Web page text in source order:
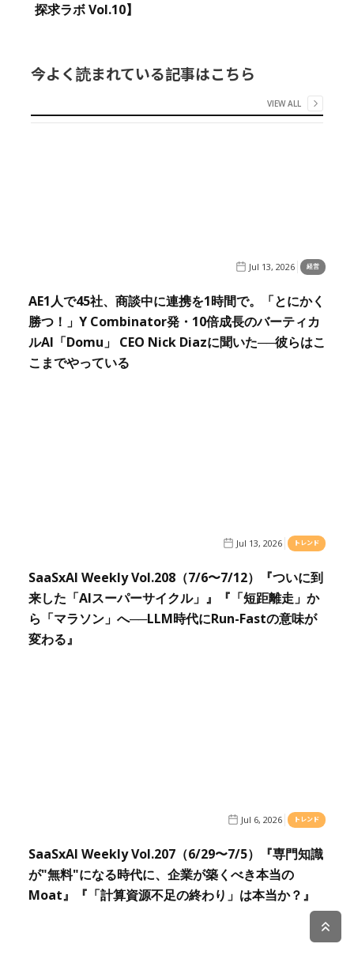
探求ラボ Vol.10】
今よく読まれている記事はこちら
VIEW ALL
Jul 13, 2026 経営
AE1人で45社、商談中に連携を1時間で。「とにかく
勝つ！」Y Combinator発・10倍成長のバーティカ
ルAI「Domu」 CEO Nick Diazに聞いた──彼らはこ
こまでやっている
Jul 13, 2026 トレンド
SaaSxAI Weekly Vol.208（7/6〜7/12）『ついに到
来した「AIスーパーサイクル」』『「短距離走」か
ら「マラソン」へ──LLM時代にRun-Fastの意味が
変わる』
Jul 6, 2026 トレンド
SaaSxAI Weekly Vol.207（6/29〜7/5）『専門知識
が"無料"になる時代に、企業が築くべき本当の
Moat』『「計算資源不足の終わり」は本当か？』